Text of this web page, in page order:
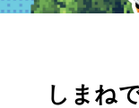
しまね